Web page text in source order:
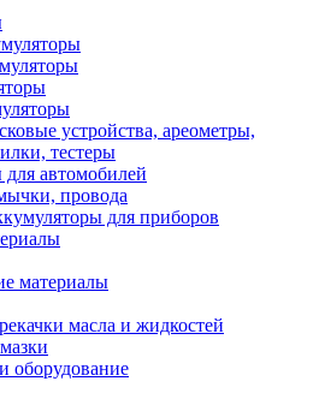
устройства, ареометры,
тестеры
автомобилей
провода
для приборов
материалы
масла и жидкостей
оборудование